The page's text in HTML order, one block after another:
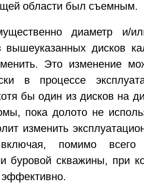
области был съемным.
диаметр и/
вышеуказанных дисков
Это изменение
в процессе
бы один из дисков на
пока долото не
изменить
помимо всего
буровой скважины, при